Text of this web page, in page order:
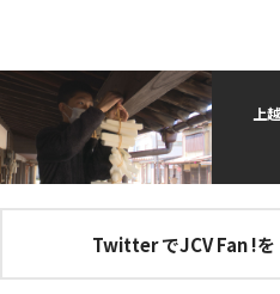
上
Twitter でJCV Fan !を